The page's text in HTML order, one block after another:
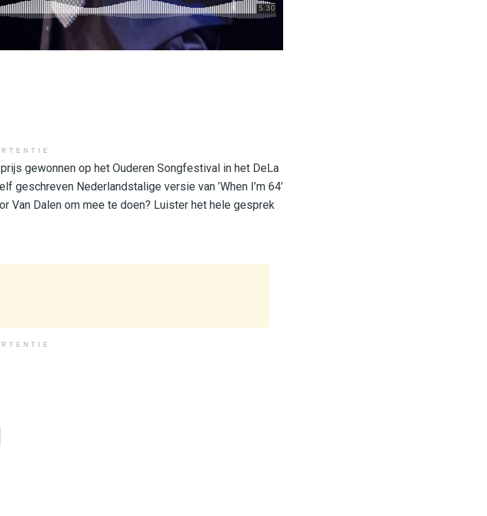
gewonnen op het Ouderen Songfestival in het DeLa
geschreven Nederlandstalige versie van ’When I’m 64’
Van Dalen om mee te doen? Luister het hele gesprek